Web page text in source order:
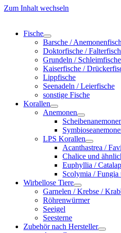
Zum Inhalt wechseln
Fische
Barsche /
Doktorfische /
Grundeln / Schleimfische
Kaiserfische /
Lippfische
Seenadeln / Leierfische
sonstige Fische
Korallen
Anemonen
LPS Korallen
Acanthastrea /
Chalice und
Euphyllia /
Scolymia / Fungia
Wirbellose Tiere
Garnelen / Krebse /
Röhrenwürmer
Seeigel
Seesterne
Zubehör nach Hersteller